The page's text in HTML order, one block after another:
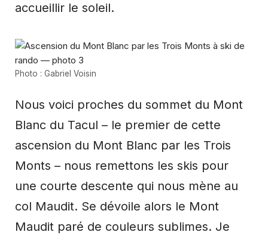
accueillir le soleil.
Photo : Gabriel Voisin
Nous voici proches du sommet du Mont
Blanc du Tacul – le premier de cette
ascension du Mont Blanc par les Trois
Monts – nous remettons les skis pour
une courte descente qui nous mène au
col Maudit. Se dévoile alors le Mont
Maudit paré de couleurs sublimes. Je